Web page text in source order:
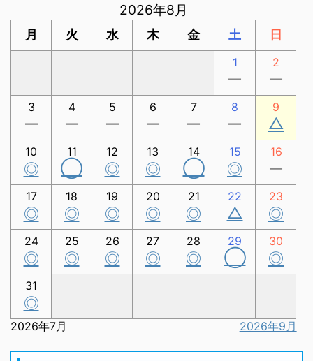
2026年8月
月 火 水 木 金 土 日
1
ー
2
ー
3
ー
4
ー
5
ー
6
ー
7
ー
8
ー
9
△
10
◎
11
◯
12
◎
13
◎
14
◯
15
◎
16
ー
17
◎
18
◎
19
◎
20
◎
21
◎
22
△
23
◎
24
◎
25
◎
26
◎
27
◎
28
◎
29
◯
30
◎
31
◎
2026年7月 2026年9月